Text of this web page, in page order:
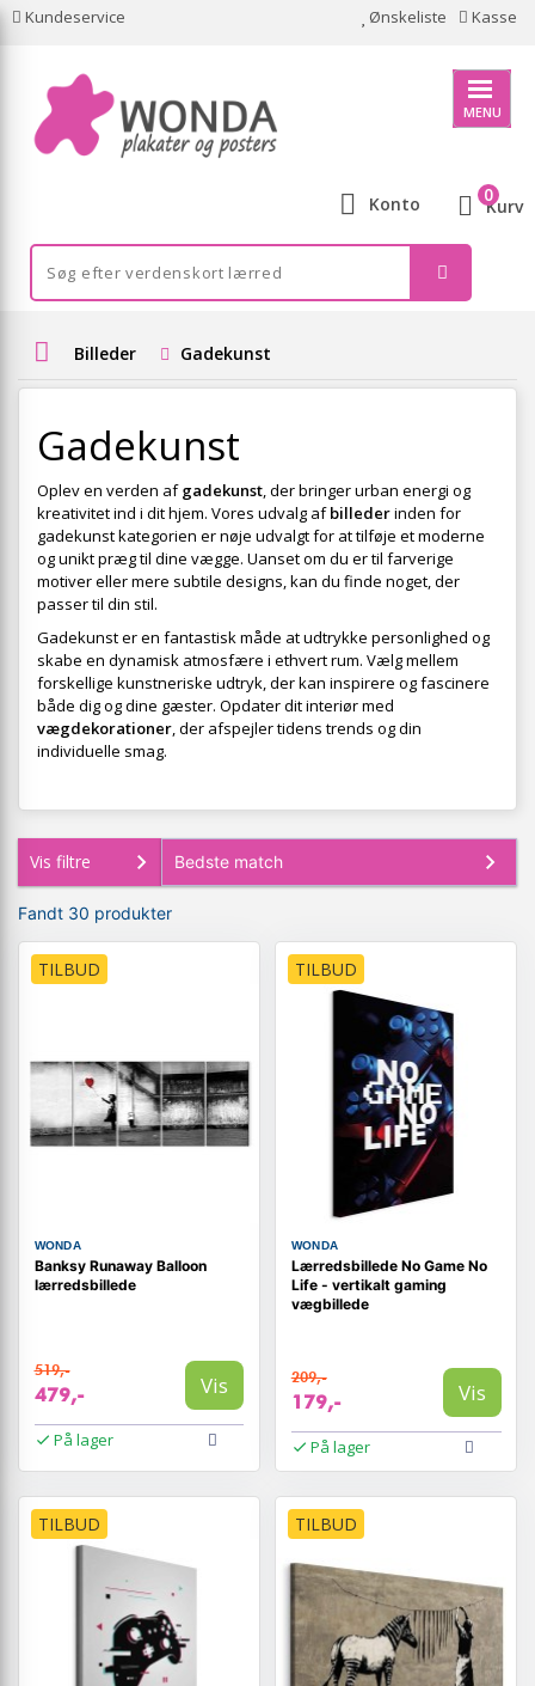
Kundeservice Ønskeliste Kasse
MENU
Konto Kurv
0
Billeder Gadekunst
Gadekunst
Oplev en verden afgadekunst, der bringer urban energi og
kreativitet ind i dit hjem. Vores udvalg afbillederinden for
gadekunst kategorien er nøje udvalgt for at tilføje et moderne
og unikt præg til dine vægge. Uanset om du er til farverige
motiver eller mere subtile designs, kan du finde noget, der
passer til din stil.
Gadekunst er en fantastisk måde at udtrykke personlighed og
skabe en dynamisk atmosfære i ethvert rum. Vælg mellem
forskellige kunstneriske udtryk, der kan inspirere og fascinere
både dig og dine gæster. Opdater dit interiør med
vægdekorationer, der afspejler tidens trends og din
individuelle smag.
Vis filtre
Fandt 30 produkter
TILBUD
WONDA
Banksy Runaway Balloon
lærredsbillede
519,-
479,- Vis
På lager
TILBUD
WONDA
Lærredsbillede No Game No
Life - vertikalt gaming
vægbillede
209,-
179,- Vis
På lager
TILBUD TILBUD